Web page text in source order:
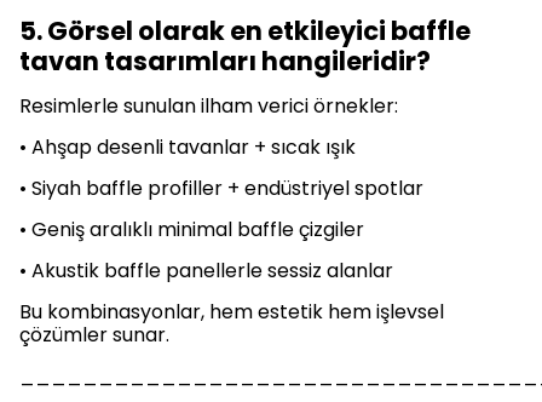
5. Görsel olarak en etkileyici baffle
tavan tasarımları hangileridir?
Resimlerle sunulan ilham verici örnekler:
• Ahşap desenli tavanlar + sıcak ışık
• Siyah baffle profiller + endüstriyel spotlar
• Geniş aralıklı minimal baffle çizgiler
• Akustik baffle panellerle sessiz alanlar
Bu kombinasyonlar, hem estetik hem işlevsel
çözümler sunar.